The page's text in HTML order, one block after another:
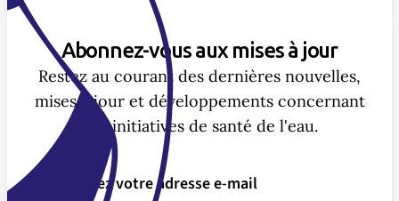
Abonnez-vous aux mises à jour
Restez au courant des dernières nouvelles,
mises à jour et développements concernant
nos initiatives de santé de l'eau.